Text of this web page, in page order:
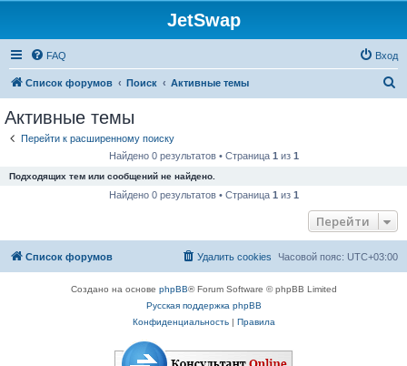
JetSwap
FAQ Вход
Список форумов Поиск Активные темы
Активные темы
Перейти к расширенному поиску
Найдено 0 результатов • Страница 1 из 1
Подходящих тем или сообщений не найдено.
Найдено 0 результатов • Страница 1 из 1
Перейти
Список форумов Часовой пояс: UTC+03:00
Удалить cookies
Создано на основе phpBB® Forum Software © phpBB Limited
Русская поддержка phpBB
Конфиденциальность| Правила